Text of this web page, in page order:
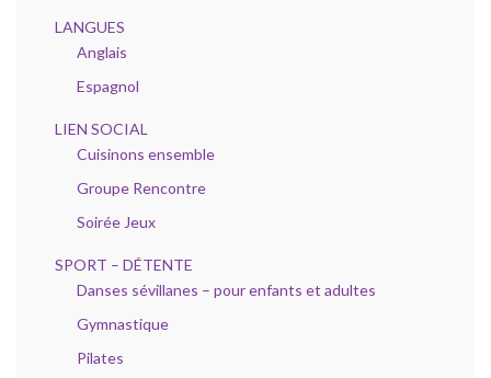
LANGUES
Anglais
Espagnol
LIEN SOCIAL
Cuisinons ensemble
Groupe Rencontre
Soirée Jeux
SPORT – DÉTENTE
Danses sévillanes – pour enfants et adultes
Gymnastique
Pilates